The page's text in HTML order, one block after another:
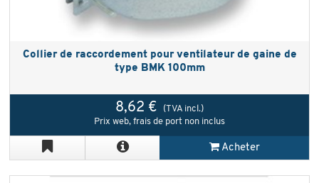
Collier de raccordement pour ventilateur de gaine de
type BMK 100mm
8,62 €
(TVA incl.)
Prix web, frais de port non inclus
Acheter